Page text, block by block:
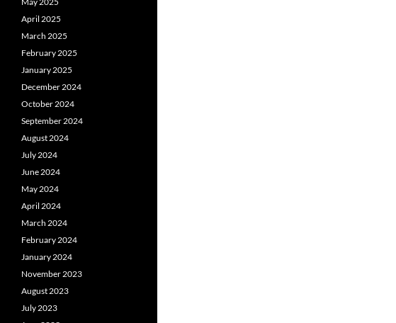
April 2025
March 2025
February 2025
January 2025
December 2024
October 2024
September 2024
August 2024
July 2024
June 2024
May 2024
April 2024
March 2024
February 2024
January 2024
November 2023
August 2023
July 2023